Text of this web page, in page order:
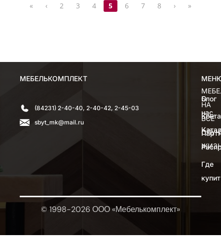
« ‹ 2 3 4 5 6 7 8 › »
МЕБЕЛЬКОМПЛЕКТ
(84231) 2-40-40, 2-40-42, 2-45-03
sbyt_mk@mail.ru
О
нас
Где
Блог
НА
ВСЕ
© 1998-2026 ООО «Мебелькомплект»